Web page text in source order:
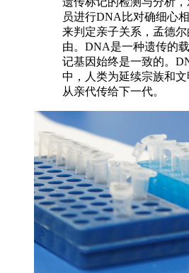
员进行DNA比对确细心
来判定亲子关系，孟德
由。DNA是一种遗传的
记基因始终是一致的。
中，人类为延续宗族和
从亲代传给下一代。